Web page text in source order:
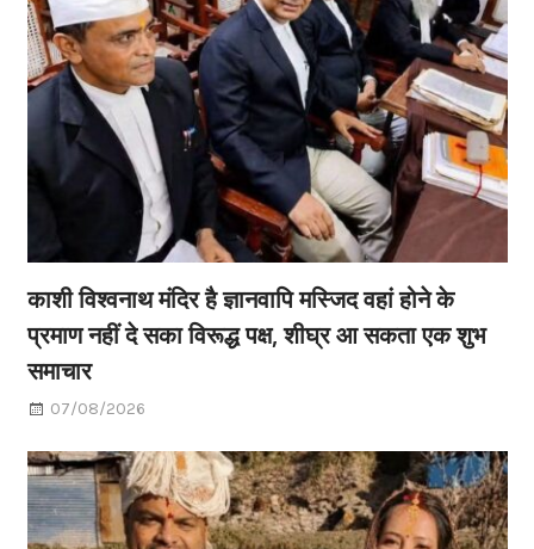
काशी विश्वनाथ मंदिर है ज्ञानवापि मस्जिद वहां होने के
प्रमाण नहीं दे सका विरूद्ध पक्ष, शीघ्र आ सकता एक शुभ
समाचार
07/08/2026